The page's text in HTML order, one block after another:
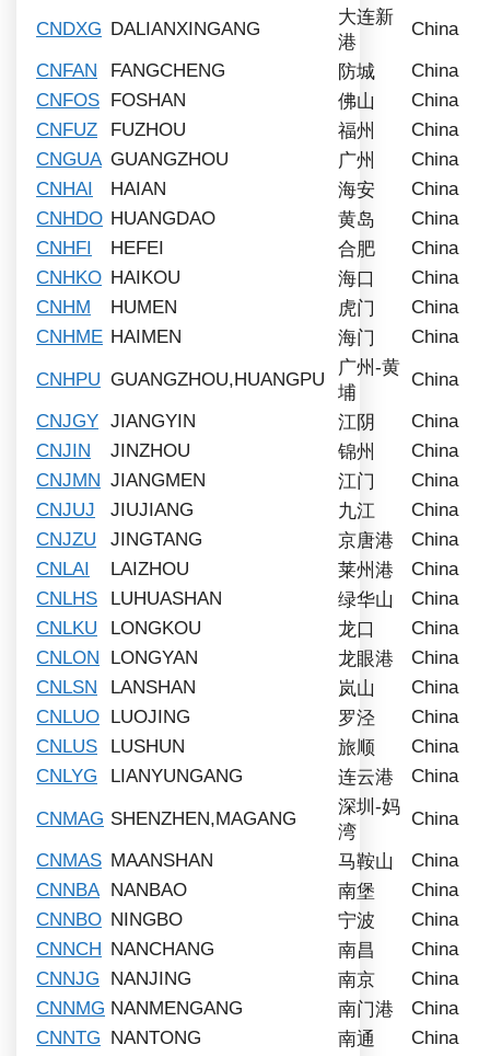
CNDXG DALIANXINGANG
大连新
港
China
CNFAN
FANGCHENG 防城
China
CNFOS FOSHAN 佛山
China
CNFUZ
FUZHOU 福州
China
CNGUA GUANGZHOU 广州
China
CNHAI
HAIAN 海安
China
CNHDO HUANGDAO 黄岛
China
CNHFI
HEFEI 合肥
China
CNHKO HAIKOU 海口
China
CNHM
HUMEN 虎门
China
CNHME HAIMEN 海门 China
CNHPU GUANGZHOU,HUANGPU
广州-黄
埔
China
CNJGY JIANGYIN 江阴
China
CNJIN
JINZHOU 锦州
China
CNJMN JIANGMEN 江门
China
CNJUJ
JIUJIANG 九江
China
CNJZU
JINGTANG 京唐港
China
CNLAI
LAIZHOU 莱州港
China
CNLHS
LUHUASHAN 绿华山
China
CNLKU
LONGKOU 龙口
China
CNLON
LONGYAN 龙眼港
China
CNLSN
LANSHAN 岚山
China
CNLUO LUOJING 罗泾
China
CNLUS
LUSHUN 旅顺
China
CNLYG
LIANYUNGANG 连云港 China
CNMAG SHENZHEN,MAGANG
深圳-妈
湾
China
CNMAS MAANSHAN 马鞍山
China
CNNBA NANBAO 南堡
China
CNNBO NINGBO 宁波
China
CNNCH NANCHANG 南昌
China
CNNJG
NANJING 南京
China
CNNMG NANMENGANG 南门港
China
CNNTG NANTONG 南通
China